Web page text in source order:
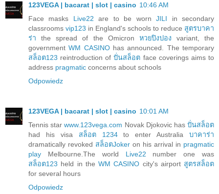
123VEGA | bacarat | slot | casino 10:46 AM
Face masks Live22 are to be wornJILI in secondary
classrooms vip123 in England's schools to reduce สูตรบาคา
ร่า the spread of the Omicron หวยปิงปอง variant, the
governmentWM CASINOhas announced. The temporary
สล็อต123 reintroduction ofปั่นสล็อต face coverings aims to
address pragmatic concerns about schools
Odpowiedz
123VEGA | bacarat | slot | casino 10:01 AM
Tennis starwww.123vega.com Novak Djokovic hasปั่นสล็อต
had his visa สล็อต 1234to enter Australia บาคาร่า
dramatically revoked สล็อตJoker on his arrival in pragmatic
play Melbourne.The world Live22 number one was
สล็อต123 held in the WM CASINO city's airport สูตรสล็อต
for several hours
Odpowiedz